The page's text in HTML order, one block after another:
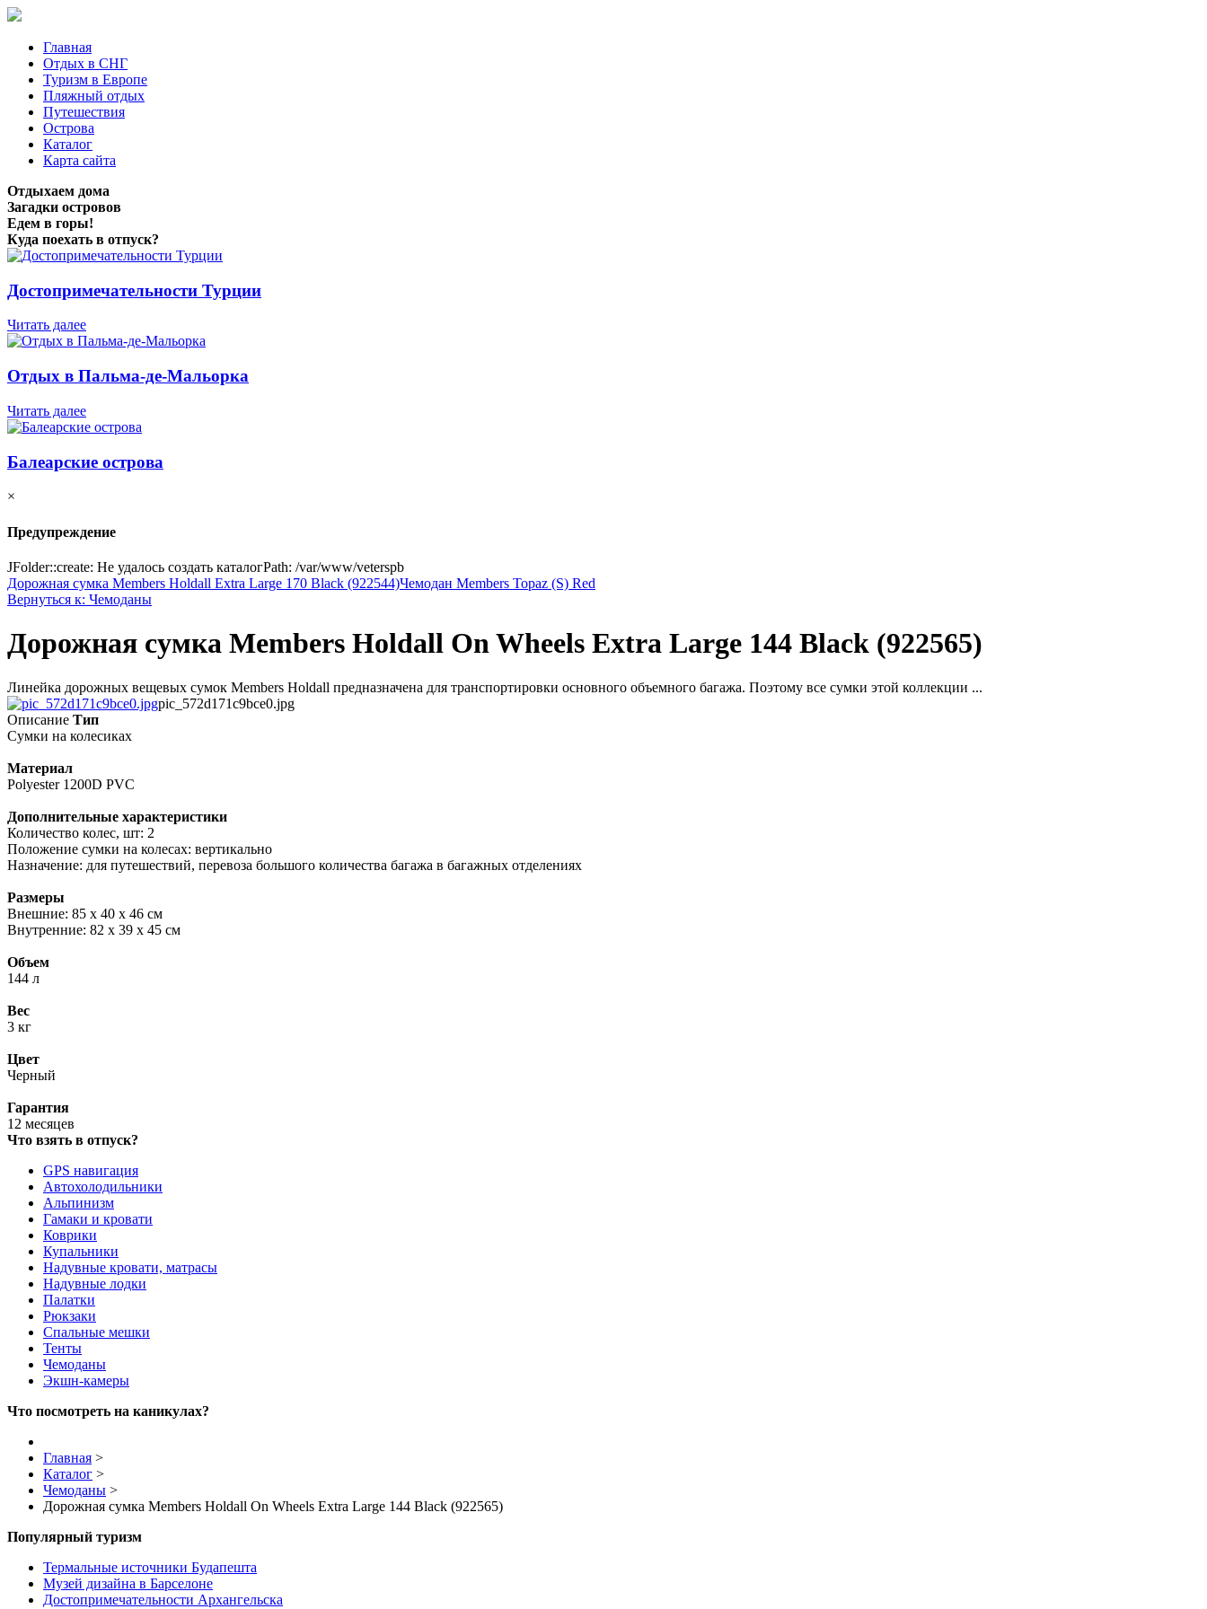
Главная
Отдых в СНГ
Туризм в Европе
Пляжный отдых
Путешествия
Острова
Каталог
Карта сайта
Отдыхаем дома
Загадки островов
Едем в горы!
Куда поехать в отпуск?
Достопримечательности Турции
Читать далее
Отдых в Пальма-де-Мальорка
Читать далее
Балеарские острова
×
Предупреждение
JFolder::create: Не удалось создать каталогPath: /var/www/veterspb
Дорожная сумка Members Holdall Extra Large 170 Black (922544)Чемодан Members Topaz (S) Red
Вернуться к: Чемоданы
Дорожная сумка Members Holdall On Wheels Extra Large 144 Black (922565)
Линейка дорожных вещевых сумок Members Holdall предназначена для транспортировки основного объемного багажа. Поэтому все сумки этой коллекции ...
pic_572d171c9bce0.jpg
Описание Тип
Сумки на колесиках
Материал
Polyester 1200D PVC
Дополнительные характеристики
Количество колес, шт: 2
Положение сумки на колесах: вертикально
Назначение: для путешествий, перевоза большого количества багажа в багажных отделениях
Размеры
Внешние: 85 х 40 х 46 см
Внутренние: 82 х 39 х 45 см
Объем
144 л
Вес
3 кг
Цвет
Черный
Гарантия
12 месяцев
Что взять в отпуск?
GPS навигация
Автохолодильники
Альпинизм
Гамаки и кровати
Коврики
Купальники
Надувные кровати, матрасы
Надувные лодки
Палатки
Рюкзаки
Спальные мешки
Тенты
Чемоданы
Экшн-камеры
Что посмотреть на каникулах?
Главная >
Каталог >
Чемоданы >
Дорожная сумка Members Holdall On Wheels Extra Large 144 Black (922565)
Популярный туризм
Термальные источники Будапешта
Музей дизайна в Барселоне
Достопримечательности Архангельска